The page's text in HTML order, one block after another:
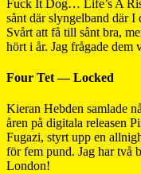
Fuck It Dog… Life’s A
sånt där slyngelband där
Svårt att få till sånt bra,
hört i år. Jag frågade dem
Four Tet — Locked
Kieran Hebden samlade
åren på digitala releasen
Fugazi, styrt upp en
för fem pund. Jag har två
London!